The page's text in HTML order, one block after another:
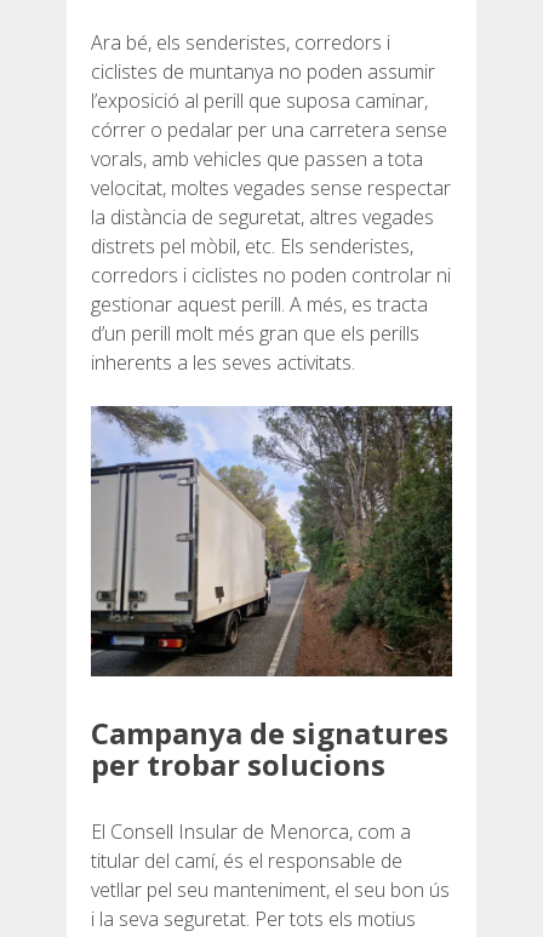
Ara bé, els senderistes, corredors i
ciclistes de muntanya no poden assumir
l’exposició al perill que suposa caminar,
córrer o pedalar per una carretera sense
vorals, amb vehicles que passen a tota
velocitat, moltes vegades sense respectar
la distància de seguretat, altres vegades
distrets pel mòbil, etc. Els senderistes,
corredors i ciclistes no poden controlar ni
gestionar aquest perill. A més, es tracta
d’un perill molt més gran que els perills
inherents a les seves activitats.
Campanya de signatures
per trobar solucions
El Consell Insular de Menorca, com a
titular del camí, és el responsable de
vetllar pel seu manteniment, el seu bon ús
i la seva seguretat. Per tots els motius